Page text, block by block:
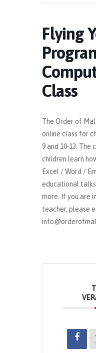
Flying
Class
The Order of
online class for
9 and 10-13. The
children learn
Excel / Word /
educational
more. If you are
teacher, please